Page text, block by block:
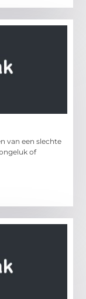
van een slechte
of